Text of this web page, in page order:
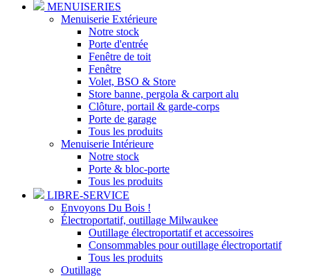
MENUISERIES
Menuiserie Extérieure
Notre stock
Porte d'entrée
Fenêtre de toit
Fenêtre
Volet, BSO & Store
Store banne, pergola & carport alu
Clôture, portail & garde-corps
Porte de garage
Tous les produits
Menuiserie Intérieure
Notre stock
Porte & bloc-porte
Tous les produits
LIBRE-SERVICE
Envoyons Du Bois !
Électroportatif, outillage Milwaukee
Outillage électroportatif et accessoires
Consommables pour outillage électroportatif
Tous les produits
Outillage